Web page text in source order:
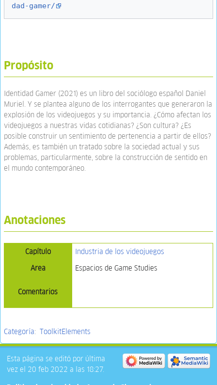
dad-gamer/
Propósito
Identidad Gamer (2021) es un libro del sociólogo español Daniel
Muriel. Y se plantea alguno de los interrogantes que generaron la
explosión de los videojuegos y su importancia. ¿Cómo afectan los
videojuegos a nuestras vidas cotidianas? ¿Son cultura? ¿Es
posible construir un sentimiento de pertenencia a partir de ellos?
Además, es también un tratado sobre la sociedad actual y sus
problemas, particularmente, sobre la construcción de sentido en
el mundo contemporáneo.
Anotaciones
Capítulo
Industria de los videojuegos
Area
Espacios de Game Studies
Comentarios
Categoría: ToolkitElements
Esta página se editó por última
vez el 20 feb 2022 a las 18:27.